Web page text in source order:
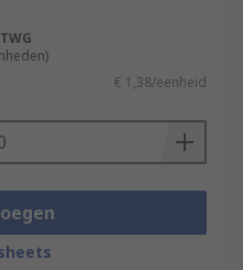
€ 1,38/eenheid